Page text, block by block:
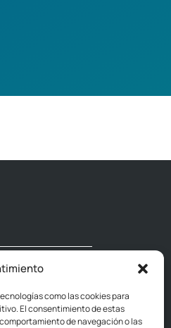
como las cookies para
El consentimiento de estas
de navegación o las